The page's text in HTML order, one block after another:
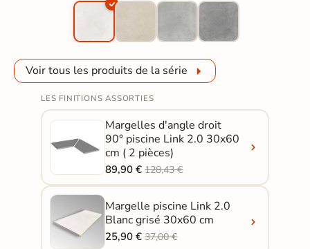
Voir tous les produits de la série
LES FINITIONS ASSORTIES
Margelles d'angle droit
90° piscine Link 2.0 30x60
cm ( 2 pièces)
89,90 €128,43 €
Margelle piscine Link 2.0
Blanc grisé 30x60 cm
25,90 €37,00 €